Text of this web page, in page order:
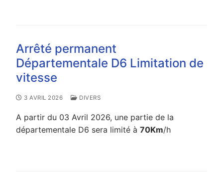
Arrêté permanent
Départementale D6 Limitation de
vitesse
3 AVRIL 2026 DIVERS
A partir du 03 Avril 2026, une partie de la
départementale D6 sera limité à 70Km/h